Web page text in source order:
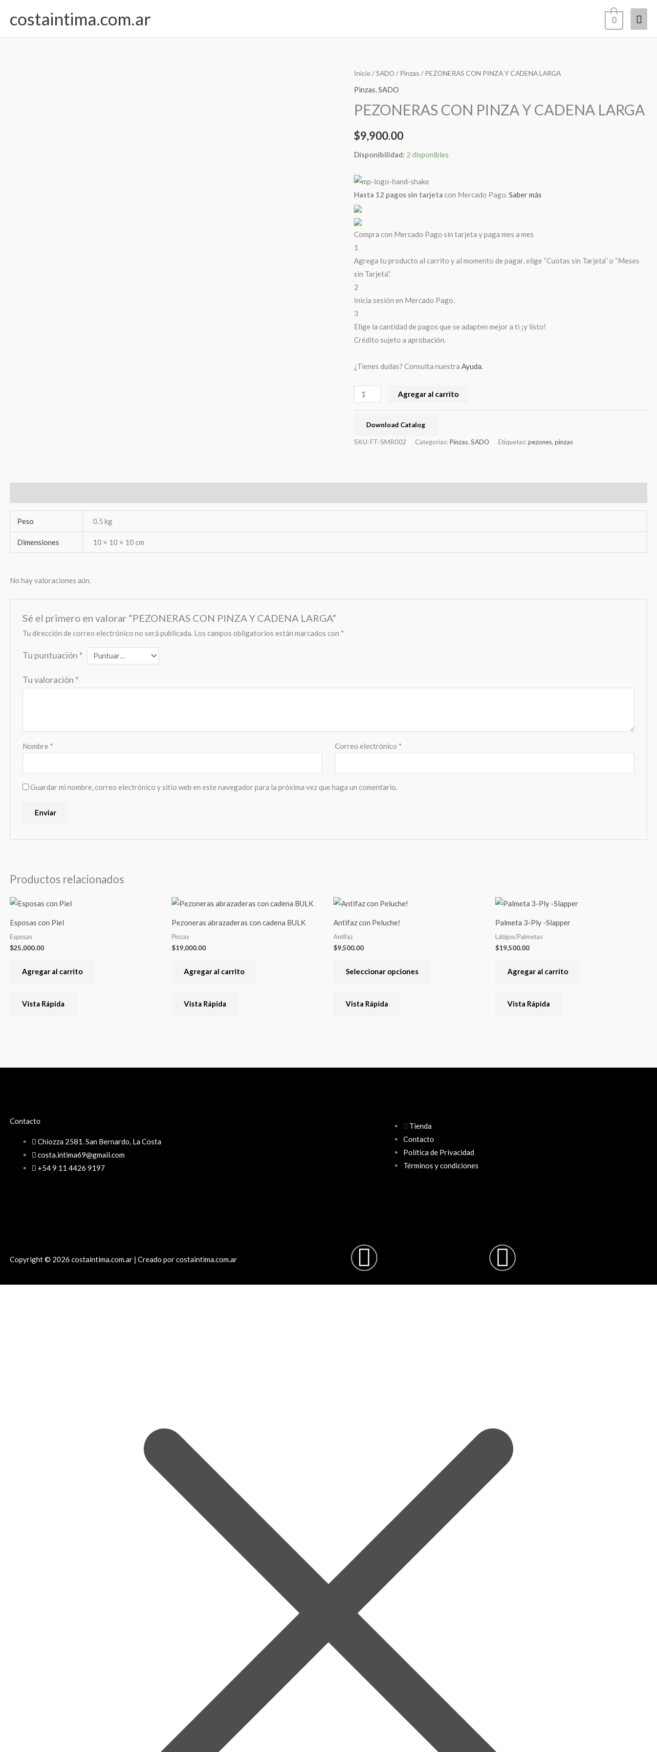
costaintima.com.ar 0
Inicio /SADO / Pinzas / PEZONERAS CON PINZA Y CADENA LARGA
Pinzas,SADO
PEZONERAS CON PINZA Y CADENA LARGA
$9,900.00
Disponibilidad: 2 disponibles
Hasta 12 pagos sin tarjeta con Mercado Pago. Saber más
Compra con Mercado Pago sin tarjeta y paga mes a mes
1
Agrega tu producto al carrito y al momento de pagar, elige “Cuotas sin Tarjeta” o “Meses
sin Tarjeta”.
2
Inicia sesión en Mercado Pago.
3
Elige la cantidad de pagos que se adapten mejor a ti ¡y listo!
Crédito sujeto a aprobación.
¿Tienes dudas? Consulta nuestra Ayuda
PEZONERAS
CON
Y
LARGA
cantidad
Agregar al carrito
Download Catalog
SKU:FT-SMR002 Categorías: Pinzas,SADO Etiquetas:pezones,pinzas
Peso 0.5 kg
Dimensiones 10 × 10 × 10 cm
No hay valoraciones aún.
Sé el primero en valorar “PEZONERAS CON PINZA Y CADENA LARGA”
Tu dirección de correo electrónico no será publicada. Los campos obligatorios están marcados con *
Tu puntuación *
Tu valoración *
Nombre * Correo electrónico *
Guardar mi nombre, correo electrónico y sitio web en este navegador para la próxima vez que haga un comentario.
Productos relacionados
Esposas con Piel
Esposas
$25,000.00
Agregar al carrito
Vista Rápida
Pezoneras abrazaderas con cadena BULK
Pinzas
$19,000.00
Agregar al carrito
Vista Rápida
Antifaz con Peluche!
Antifaz
$9,500.00
Seleccionar opciones
Vista Rápida
Palmeta 3-Ply -Slapper
Látigos/Palmetas
$19,500.00
Agregar al carrito
Vista Rápida
Contacto
Chiozza 2581. San Bernardo, La Costa
costa.intima69@gmail.com
+54 9 11 4426 9197
Tienda
Contacto
Política de Privacidad
Términos y condiciones
Copyright © 2026 costaintima.com.ar | Creado por costaintima.com.ar Instagram
Facebook-
f